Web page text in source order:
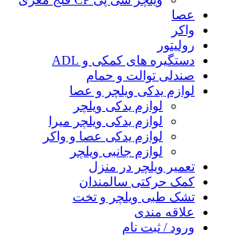
عصا
واکر
رولیتور
دستگیره های کمکی و ADL
صندلی توالت و حمام
لوازم یدکی ویلچر و عصا
لوازم یدکی ویلچر
لوازم یدکی ویلچر میرا
لوازم یدکی عصا و واکر
لوازم جانبی ویلچر
تعمیر ویلچر در منزل
کمک حرکتی سالمندان
تشک طبی ویلچر و تخت
علاقه مندی
ورود / ثبت نام